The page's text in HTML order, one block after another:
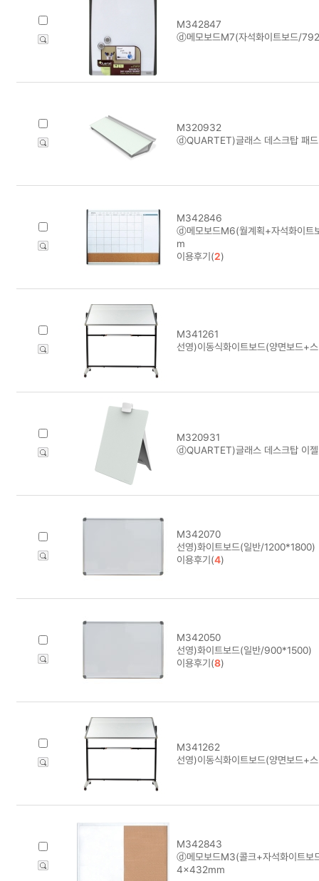
M342847
ⓓ메모보드M7(자석화이트보드/
M320932
ⓓQUARTET)글래스 데스크탑 패
M342846
ⓓ메모보드M6(월계획+자석화이
m
이용후기(2)
M341261
선영)이동식화이트보드(양면보드+
M320931
ⓓQUARTET)글래스 데스크탑 이
M342070
선영)화이트보드(일반/1200*1800)
이용후기(4)
M342050
선영)화이트보드(일반/900*1500)
이용후기(8)
M341262
선영)이동식화이트보드(양면보드+
M342843
ⓓ메모보드M3(콜크+자석화이트
4×432mm